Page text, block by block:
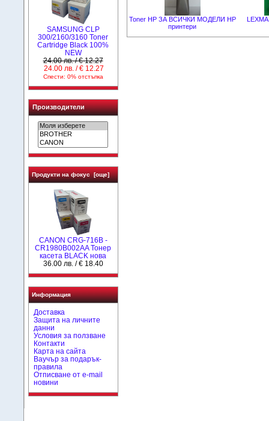
SAMSUNG CLP
300/2160/3160 Toner
Cartridge Black 100%
NEW
24.00 лв. / € 12.27
24.00 лв. / € 12.27
Спести: 0% отстъпка
Производители
Продукти на фокус [още]
CANON CRG-716B -
CR1980B002AA Тонер
касета BLACK нова
36.00 лв. / € 18.40
Информация
Доставка
Защита на личните
данни
Условия за ползване
Контакти
Карта на сайта
Ваучър за подарък-
правила
Отписване от e-mail
новини
Toner HP ЗА ВСИЧКИ МОДЕЛИ HP
принтери